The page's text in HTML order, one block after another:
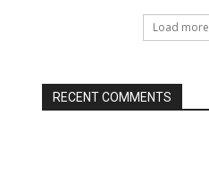
Load more
RECENT COMMENTS